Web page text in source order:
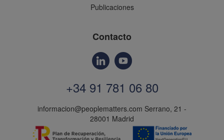
Publicaciones
Contacto
+34 91 781 06 80
informacion@peoplematters.com Serrano, 21 -
28001 Madrid